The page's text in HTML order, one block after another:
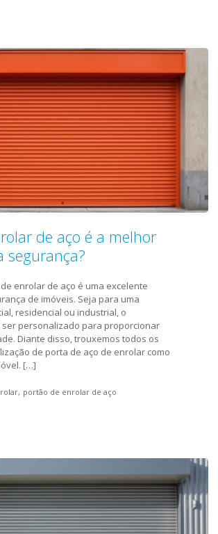
de aço é a melhor
segurança?
enrolar de aço é uma excelente
de imóveis. Seja para uma
residencial ou industrial, o
personalizado para proporcionar
Diante disso, trouxemos todos os
de porta de aço de enrolar como
[…]
portão de enrolar de aço